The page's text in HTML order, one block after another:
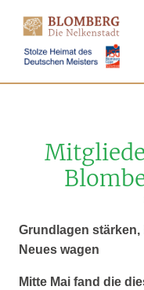
Inhalt
Grundlagen
Neues wagen
Mitte Mai fand die